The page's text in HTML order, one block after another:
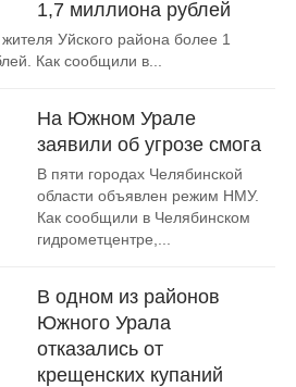
1,7 миллиона рублей
Уйского района более 1
Как сообщили в...
На Южном Урале
заявили об угрозе смога
В пяти городах Челябинской
области объявлен режим НМУ.
Как сообщили в Челябинском
гидрометцентре,...
В одном из районов
Южного Урала
отказались от
крещенских купаний